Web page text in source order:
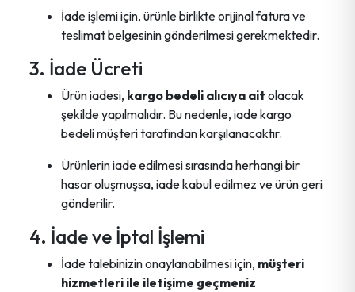
İade işlemi için, ürünle birlikte orijinal fatura ve
teslimat belgesinin gönderilmesi gerekmektedir.
3. İade Ücreti
Ürün iadesi, kargo bedeli alıcıya ait olacak
şekilde yapılmalıdır. Bu nedenle, iade kargo
bedeli müşteri tarafından karşılanacaktır.
Ürünlerin iade edilmesi sırasında herhangi bir
hasar oluşmuşsa, iade kabul edilmez ve ürün geri
gönderilir.
4. İade ve İptal İşlemi
İade talebinizin onaylanabilmesi için, müşteri
hizmetleri ile iletişime geçmeniz